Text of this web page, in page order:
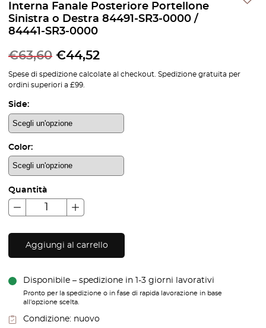
Interna Fanale Posteriore Portellone
Sinistra o Destra 84491-SR3-0000 /
84441-SR3-0000
€63,60 €44,52
Spese di spedizione calcolate al checkout. Spedizione gratuita per
ordini superiori a £99.
Side:
Color:
Quantità
Aggiungi al carrello
Disponibile – spedizione in 1-3 giorni lavorativi
Pronto per la spedizione o in fase di rapida lavorazione in base
all'opzione scelta.
Condizione: nuovo